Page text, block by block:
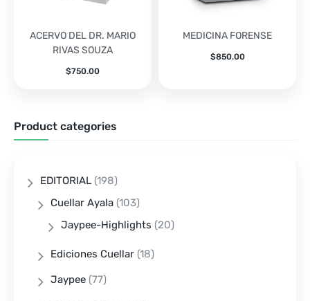
ACERVO DEL DR. MARIO
RIVAS SOUZA
$750.00
MEDICINA FORENSE
$850.00
Product categories
EDITORIAL (198)
Cuellar Ayala (103)
Jaypee-Highlights (20)
Ediciones Cuellar (18)
Jaypee (77)